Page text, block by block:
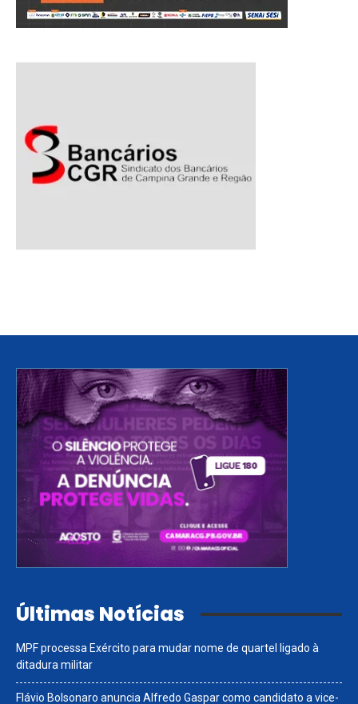
Últimas Notícias
MPF processa Exército para mudar nome de quartel ligado à
ditadura militar
Flávio Bolsonaro anuncia Alfredo Gaspar como candidato a vice-